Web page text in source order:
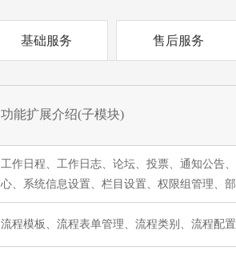
基础服务 售后服务
功能扩展介绍(子模块)
工作日程、工作日志、论坛、投票、通知公告
心、系统信息设置、栏目设置、权限组管理、
流程模板、流程表单管理、流程类别、流程配